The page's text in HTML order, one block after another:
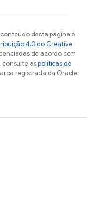
desta página é
4.0 do Creative
de acordo com
consulte aspolíticas do
registrada da Oracle